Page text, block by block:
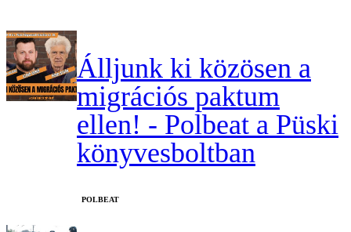
Álljunk ki közösen a
migrációs paktum
ellen! - Polbeat a Püski
könyvesboltban
‎POLBEAT